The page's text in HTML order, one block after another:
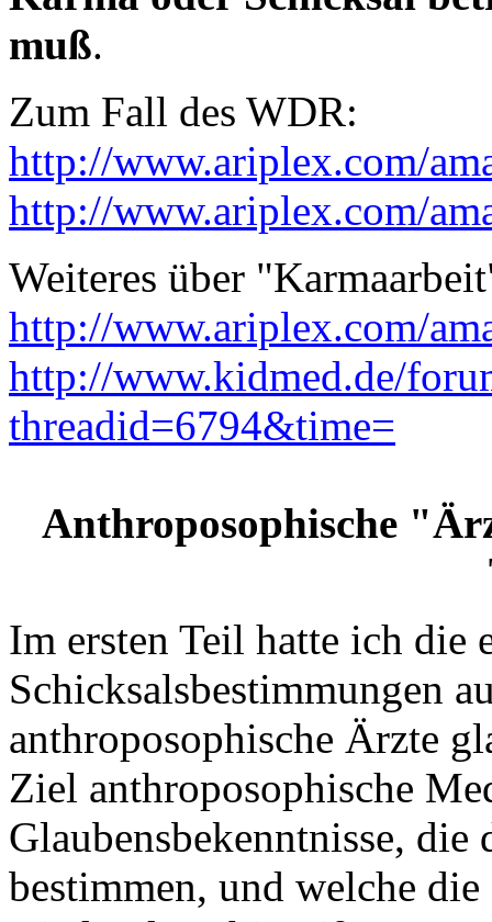
muß.
Zum Fall des WDR:
http://www.ariplex.com/
http://www.ariplex.com/
Weiteres über
http://www.ariplex.com/
http://www.kidmed.de/
threadid=6794&time=
Anthroposophische
Im ersten Teil hatte ich die
Schicksalsbestimmungen
anthroposophische Ärzte
Ziel anthroposophische
Glaubensbekenntnisse,
bestimmen, und welche